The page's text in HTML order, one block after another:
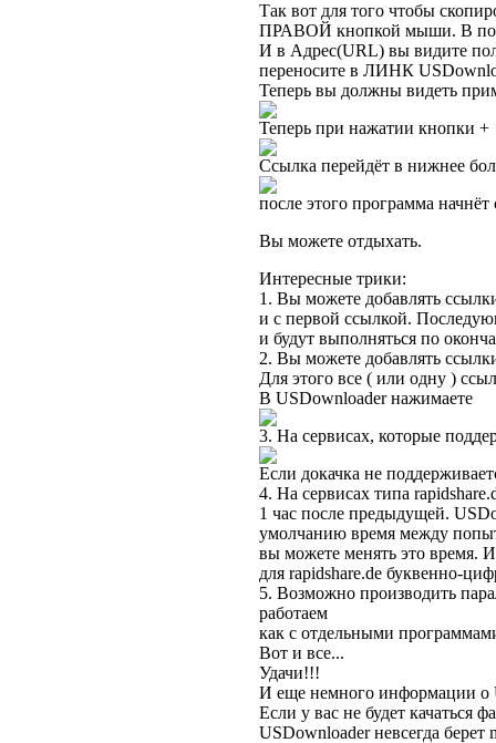
Так вот для того чтобы
ПРАВОЙ кнопкой мыши. В
И в Адрес(URL) вы видите
переносите в ЛИНК
Теперь вы должны видеть
Теперь при нажатии кнопки +
Ссылка перейдёт в нижнее
после этого программа начнёт
Вы можете отдыхать.
Интересные трики:
1. Вы можете добавлять
и с первой ссылкой.
и будут выполняться по
2. Вы можете добавлять
Для этого все ( или одну )
В USDownloader нажимаете
3. На сервисах, которые
Если докачка не
4. На сервисах типа
1 час после предыдущей.
умолчанию время между
вы можете менять это время.
для rapidshare.de буквенно-
5. Возможно производить
работаем
как с отдельными
Вот и все...
Удачи!!!
И еще немного информации о
Если у вас не будет качаться
USDownloader невсегда берет